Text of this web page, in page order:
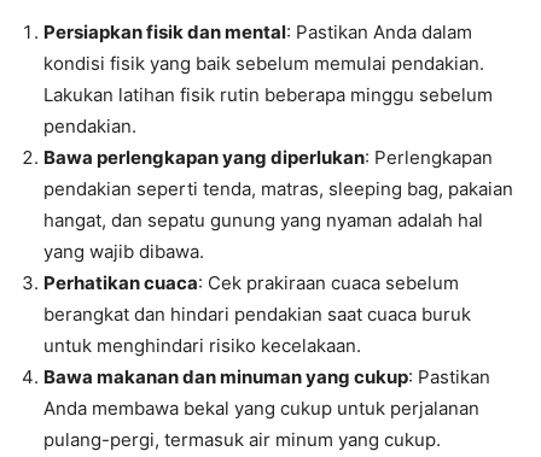
Persiapkan fisik dan mental: Pastikan Anda dalam
kondisi fisik yang baik sebelum memulai pendakian.
Lakukan latihan fisik rutin beberapa minggu sebelum
pendakian.
Bawa perlengkapan yang diperlukan: Perlengkapan
pendakian seperti tenda, matras, sleeping bag, pakaian
hangat, dan sepatu gunung yang nyaman adalah hal
yang wajib dibawa.
Perhatikan cuaca: Cek prakiraan cuaca sebelum
berangkat dan hindari pendakian saat cuaca buruk
untuk menghindari risiko kecelakaan.
Bawa makanan dan minuman yang cukup: Pastikan
Anda membawa bekal yang cukup untuk perjalanan
pulang-pergi, termasuk air minum yang cukup.